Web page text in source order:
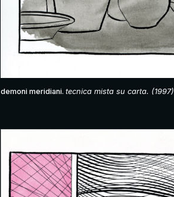
demoni meridiani. tecnica mista su carta. (1997)